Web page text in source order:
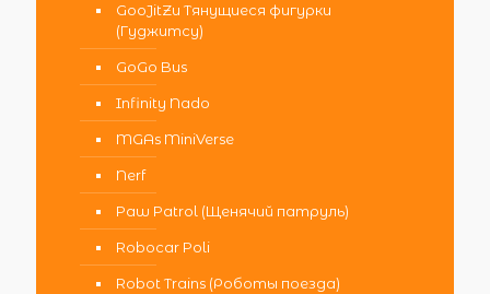
GooJitZu Тянущиеся фигурки
(Гуджитсу)
GoGo Bus
Infinity Nado
MGAs MiniVerse
Nerf
Paw Patrol (Щенячий патруль)
Robocar Poli
Robot Trains (Роботы поезда)